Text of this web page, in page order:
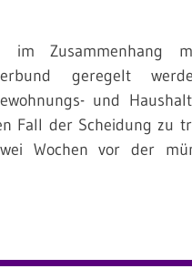
im Zusammenhang
geregelt
und
Fall der Scheidung zu
Wochen vor der